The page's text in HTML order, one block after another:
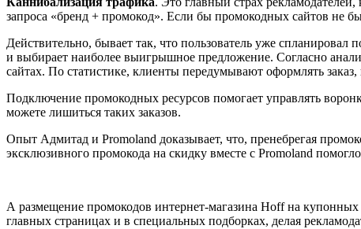
запроса «бренд + промокод». Если бы промокодных сайтов не
Действительно, бывает так, что пользователь уже
и выбирает наиболее выигрышное предложение. Согласно
сайтах. По статистике, клиенты передумывают оформлять
Подключение промокодных ресурсов помогает управлять
можете лишиться таких заказов.
Опыт Адмитад и Promoland доказывает, что, пренебрегая
эксклюзивного промокода на скидку вместе с Promoland
А размещение промокодов интернет-магазина Hoff на
главных страницах и в специальных подборках, делая